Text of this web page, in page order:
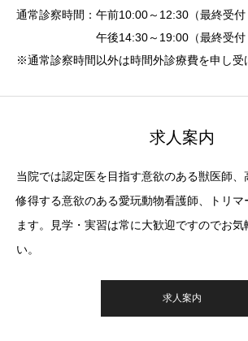
通常診察時間：午前10:00～12:30（最終受付
午後14:30～19:00（最終受付
※通常診察時間以外は時間外診療費を申し受
求人案内
当院では認定医を目指す意欲のある獣医師、
修得する意欲のある愛玩動物看護師、トリ
ます。見学・実習は常に大歓迎ですのでお気
い。
求人案内